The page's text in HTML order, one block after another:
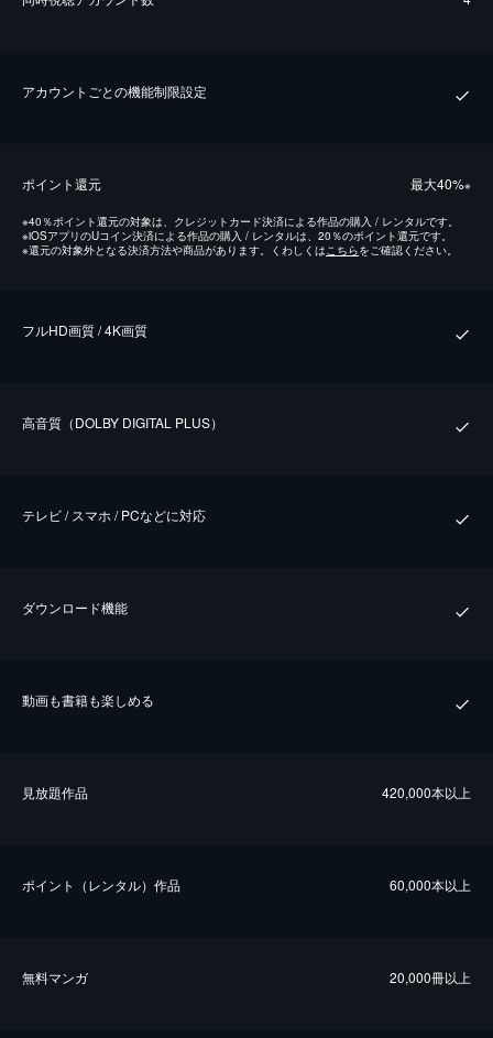
アカウントごとの機能制限設定
ポイント還元 最⼤40%※
※40％ポイント還元の対象は、クレジットカード決済による作品の購入 / レンタルです。
※iOSアプリのUコイン決済による作品の購入 / レンタルは、20％のポイント還元です。
※還元の対象外となる決済方法や商品があります。くわしくはこちらをご確認ください。
フルHD画質 / 4K画質
⾼⾳質（DOLBY DIGITAL PLUS）
テレビ / スマホ / PCなどに対応
ダウンロード機能
動画も書籍も楽しめる
⾒放題作品 420,000本以上
ポイント（レンタル）作品 60,000本以上
無料マンガ 20,000冊以上